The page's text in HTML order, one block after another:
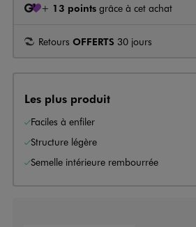
+ 13 points grâce à cet achat
Retours OFFERTS 30 jours
Les plus produit
Faciles à enfiler
Structure légère
Semelle intérieure rembourrée